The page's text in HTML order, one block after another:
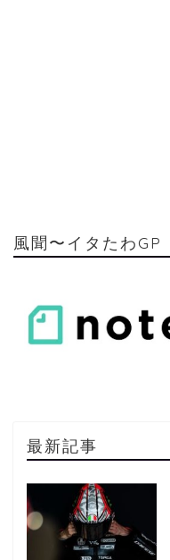
風聞〜イタたわGP
最新記事